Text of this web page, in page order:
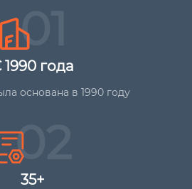
01
1990 года
основана в 1990 году
02
35+